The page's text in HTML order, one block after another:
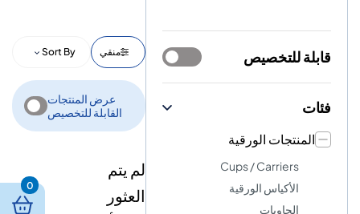
قابلة للتخصيص
فئات
المنتجات الورقية
Cups / Carriers
الأكياس الورقية
الحاويات
منقي Sort By
عرض المنتجات
القابلة للتخصيص
لم يتم
العثور
0